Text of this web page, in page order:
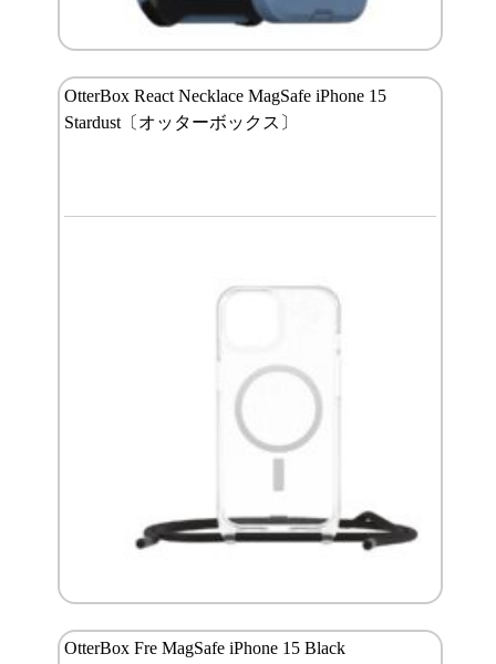
OtterBox React Necklace MagSafe iPhone 15
Stardust〔オッターボックス〕
OtterBox Fre MagSafe iPhone 15 Black